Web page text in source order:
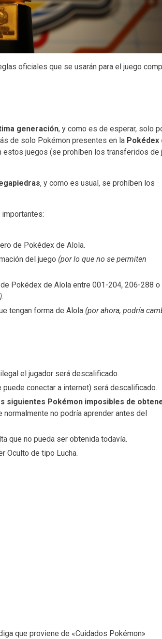
oficiales que se usarán para el juego
generación, y como es de esperar, solo
de solo Pokémon presentes en la Pokédex
estos juegos (se prohíben los transferidos de
, y como es usual, se prohíben los
de Pokédex de Alola.
del juego (por lo que no se permiten
Pokédex de Alola entre 001-204, 206-288 o
.
tengan forma de Alola (por ahora, podría
el jugador será descalificado.
conectar a internet) será descalificado.
siguientes Pokémon imposibles de
no podría aprender antes del
que no pueda ser obtenida todavía.
Oculto de tipo Lucha.
que proviene de «Cuidados Pokémon»